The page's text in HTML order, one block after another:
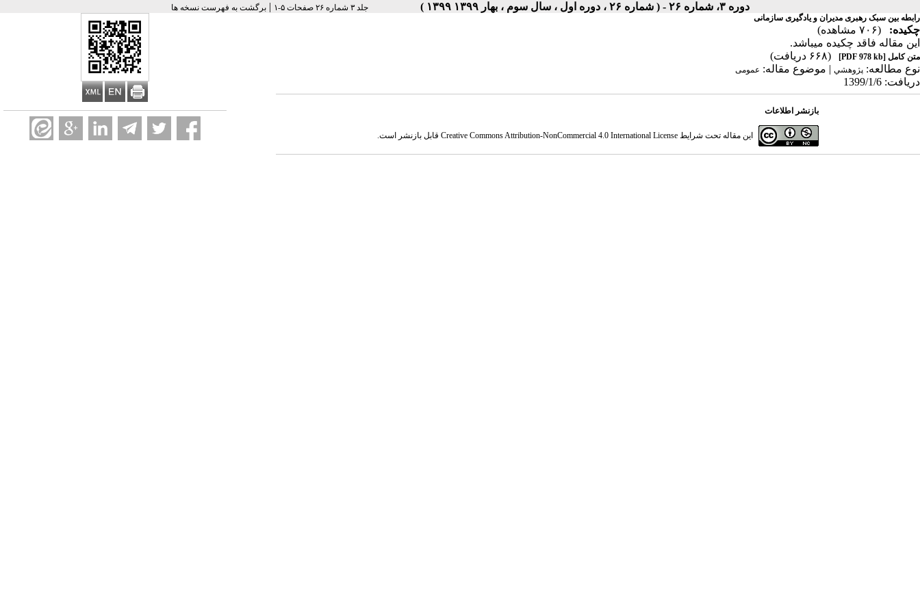
دوره ۳، شماره ۲۶ - ( شماره ۲۶ ، دوره اول ، سال سوم ، بهار ۱۳۹۹ ۱۳۹۹ ) جلد ۳ شماره ۲۶ صفحات ۵-۱ |برگشت به فهرست نسخه ها
رابطه بین سبک رهبری مدیران و یادگیری سازمانی
چکیده:
(۷۰۶ مشاهده)
این مقاله فاقد چکیده می​باشد.
متن کامل [PDF 978 kb]
(۶۶۸ دریافت)
نوع مطالعه: پژوهشي | موضوع مقاله: عمومى
دریافت: 1399/1/6
بازنشر اطلاعات
این مقاله تحت شرایط Creative Commons Attribution-NonCommercial 4.0 International Licenseقابل بازنشر است.